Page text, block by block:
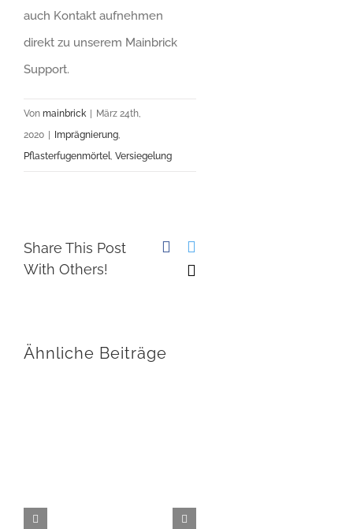
auch Kontakt aufnehmen
direkt zu unserem Mainbrick
Support.
Von mainbrick
März 24th,
2020
Imprägnierung,
Pflasterfugenmörtel, Versiegelung
Share This Post
With Others!
Facebook
E-
Ähnliche Beiträge